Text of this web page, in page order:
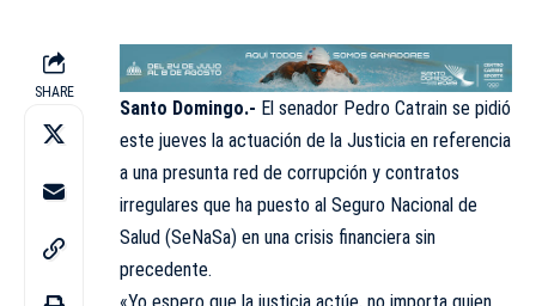
SHARE
Santo Domingo.- El senador Pedro Catrain se pidió
este jueves la actuación de la Justicia en referencia
a una presunta red de corrupción y contratos
irregulares que ha puesto al Seguro Nacional de
Salud (SeNaSa) en una crisis financiera sin
precedente.